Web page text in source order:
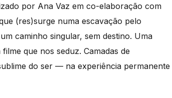
por Ana Vaz em co-elaboração com
(res)surge numa escavação pelo
caminho singular, sem destino. Uma
que nos seduz. Camadas de
do ser — na experiência permanente